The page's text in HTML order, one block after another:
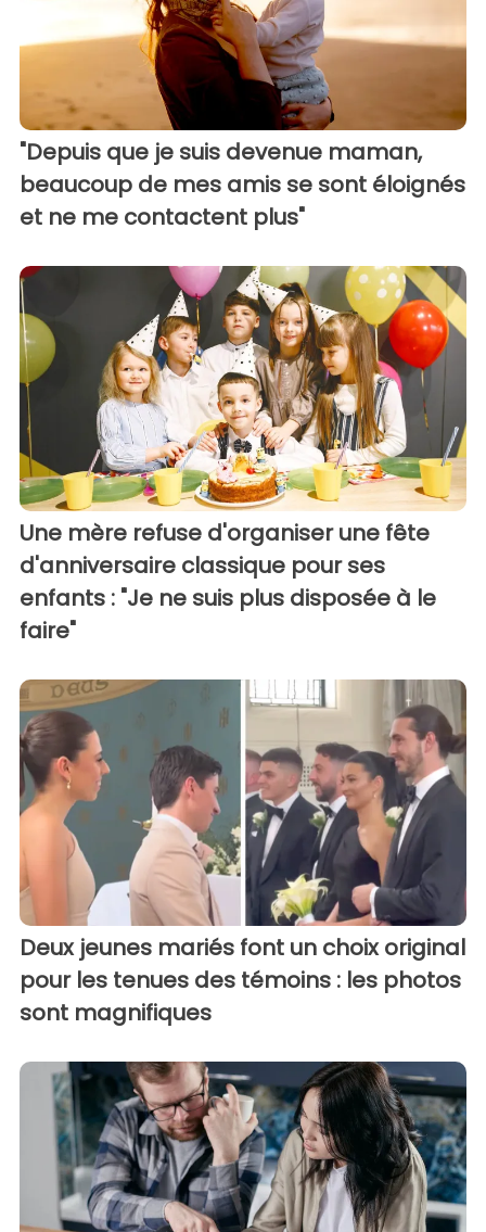
"Depuis que je suis devenue maman,
beaucoup de mes amis se sont éloignés
et ne me contactent plus"
Une mère refuse d'organiser une fête
d'anniversaire classique pour ses
enfants : "Je ne suis plus disposée à le
faire"
Deux jeunes mariés font un choix original
pour les tenues des témoins : les photos
sont magnifiques